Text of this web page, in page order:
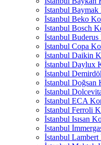
İstanbul
İstanbul Beko
İstanbul Bosch
İstanbul
İstanbul Copa
İstanbul Daikin
İstanbul Daylux
İstanbul
İstanbul Doğsan
İstanbul
İstanbul ECA
İstanbul Ferroli
İstanbul Isısan
İstanbul
İstanbul